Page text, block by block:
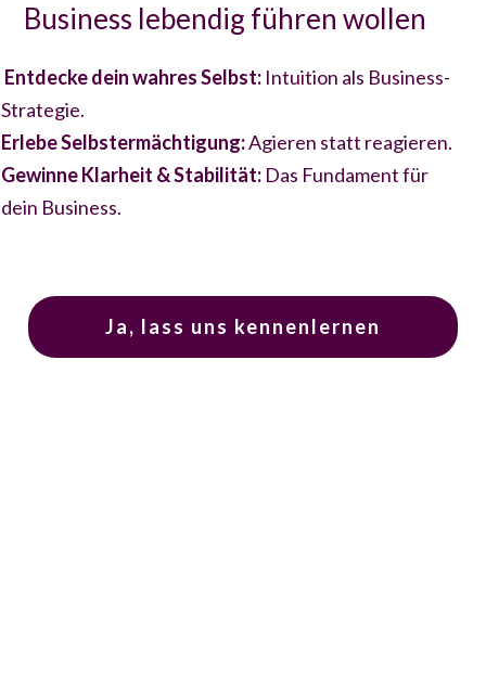
Business lebendig führen wollen
Entdecke dein wahres Selbst: Intuition als Business-
Strategie.
Erlebe Selbstermächtigung:Agieren statt reagieren.
Gewinne Klarheit & Stabilität: Das Fundament für
dein Business.
Ja, lass uns kennenlernen